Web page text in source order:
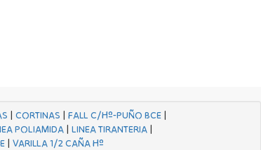
| CORTINAS | FALL C/Hº-PUÑO BCE|
POLIAMIDA |LINEA TIRANTERIA |
| VARILLA 1/2 CAÑA Hº